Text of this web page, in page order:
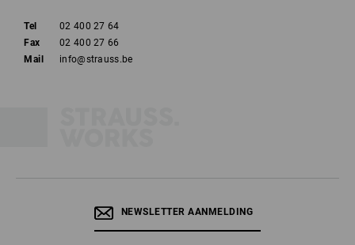
Tel
02 400 27 64
Fax
02 400 27 66
Mail
info@strauss.be
NEWSLETTER AANMELDING